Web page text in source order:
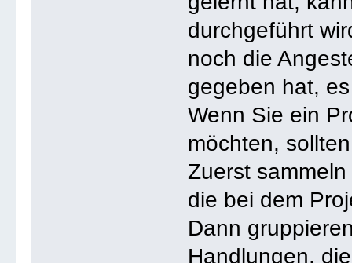
durchgeführt
noch die
gegeben hat,
Wenn Sie ein
möchten,
Zuerst
die bei dem
Dann
Handlungen,